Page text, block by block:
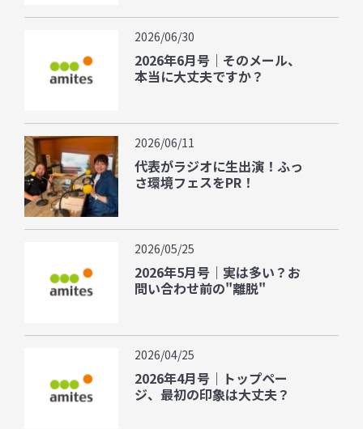
2026/06/30
2026年6月号｜そのメール、
本当に大丈夫ですか？
2026/06/11
代表がラジオに生出演！ふっ
さ環境フェスをPR！
2026/05/25
2026年5月号｜実は多い？お
問い合わせ前の"離脱"
2026/04/25
2026年4月号｜トップペー
ジ、最初の印象は大丈夫？